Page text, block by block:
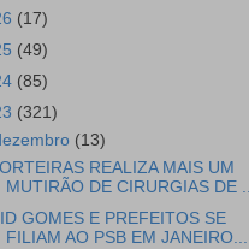
(17)
(49)
(85)
(321)
(13)
REALIZA MAIS UM
MUTIRÃO DE CIRURGIAS DE ...
GOMES E PREFEITOS SE
FILIAM AO PSB EM JANEIRO...